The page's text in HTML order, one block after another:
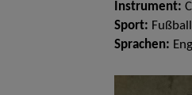
Instrument:
Sport:
Sprachen: